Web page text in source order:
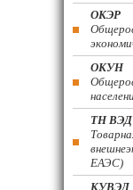
ОКЭР
ОКУН
ТН ВЭД
ЕАЭС)
КУВЭД